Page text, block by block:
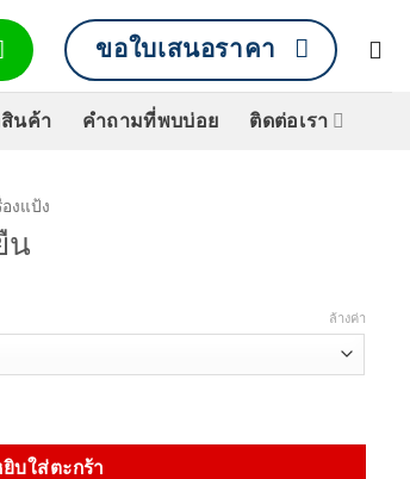
ขอใบเสนอราคา
นค้า คำถามที่พบบ่อย ติดต่อเรา
องแป้ง
น
ล้างค่า
บใส่ตะกร้า